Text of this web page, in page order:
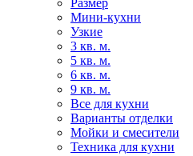
Размер
Мини-кухни
Узкие
3 кв. м.
5 кв. м.
6 кв. м.
9 кв. м.
Все для кухни
Варианты отделки
Мойки и смесители
Техника для кухни